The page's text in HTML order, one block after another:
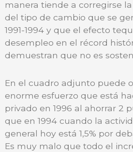
manera tiende a corregirse
del tipo de cambio que se
1991-1994 y que el efecto
desempleo en el récord
demuestran que no es
En el cuadro adjunto puede
enorme esfuerzo que está
privado en 1996 al ahorrar 2
que en 1994 cuando la
general hoy está 1,5% por
Es muy malo que todo el